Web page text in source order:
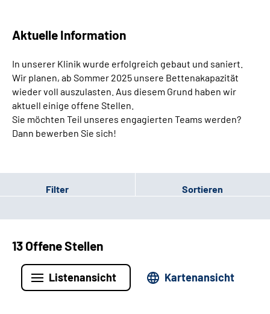
Aktuelle Information
In unserer Klinik wurde erfolgreich gebaut und saniert.
Wir planen, ab Sommer 2025 unsere Bettenakapazität
wieder voll auszulasten. Aus diesem Grund haben wir
aktuell einige offene Stellen.
Sie möchten Teil unseres engagierten Teams werden?
Dann bewerben Sie sich!
Filter Sortieren
13 Offene Stellen
Listenansicht Kartenansicht